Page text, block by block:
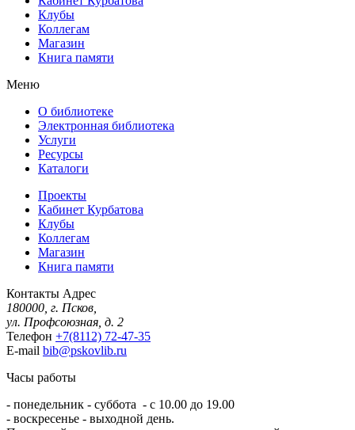
Клубы
Коллегам
Магазин
Книга памяти
Меню
О библиотеке
Электронная библиотека
Услуги
Ресурсы
Каталоги
Проекты
Кабинет Курбатова
Клубы
Коллегам
Магазин
Книга памяти
Контакты Адрес
180000, г. Псков,
ул. Профсоюзная, д. 2
Телефон +7(8112) 72-47-35
E-mail bib@pskovlib.ru
Часы работы
- понедельник - суббота - с 10.00 до 19.00
- воскресенье - выходной день.